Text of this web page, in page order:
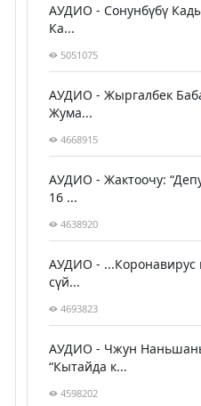
АУДИО - Сонунбүбү
Ка...
5051075
АУДИО - Жыргалбек
Жума...
4668915
АУДИО - Жактоочу:
16 ...
4638920
АУДИО - ...Коронавирус
сүй...
4693823
АУДИО - Чжун
“Кытайда к...
4598202